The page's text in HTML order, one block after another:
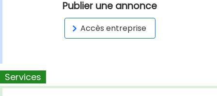
Publier une annonce
Accès entreprise
Services